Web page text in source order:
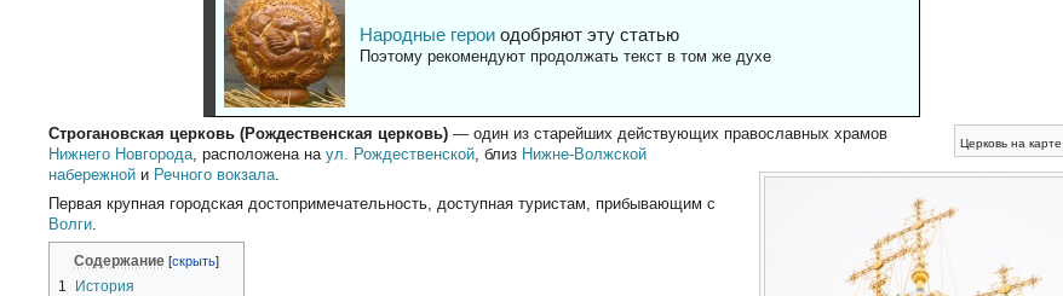
Народные героиодобряют эту статью
Поэтому рекомендуют продолжать текст в том же духе
Церковь на карте
Строгановская церковь (Рождественская церковь) — один из старейших действующих православных храмов
Нижнего Новгорода, расположена наул. Рождественской, близ Нижне-Волжской
набережной и Речного вокзала.
Первая крупная городская достопримечательность, доступная туристам, прибывающим с
Волги
Содержание
1
История